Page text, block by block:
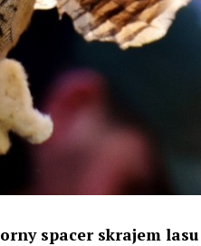
spacer skrajem lasu